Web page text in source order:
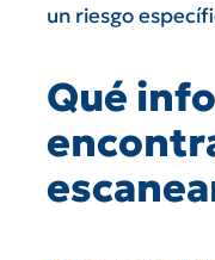
un riesgo
Qué